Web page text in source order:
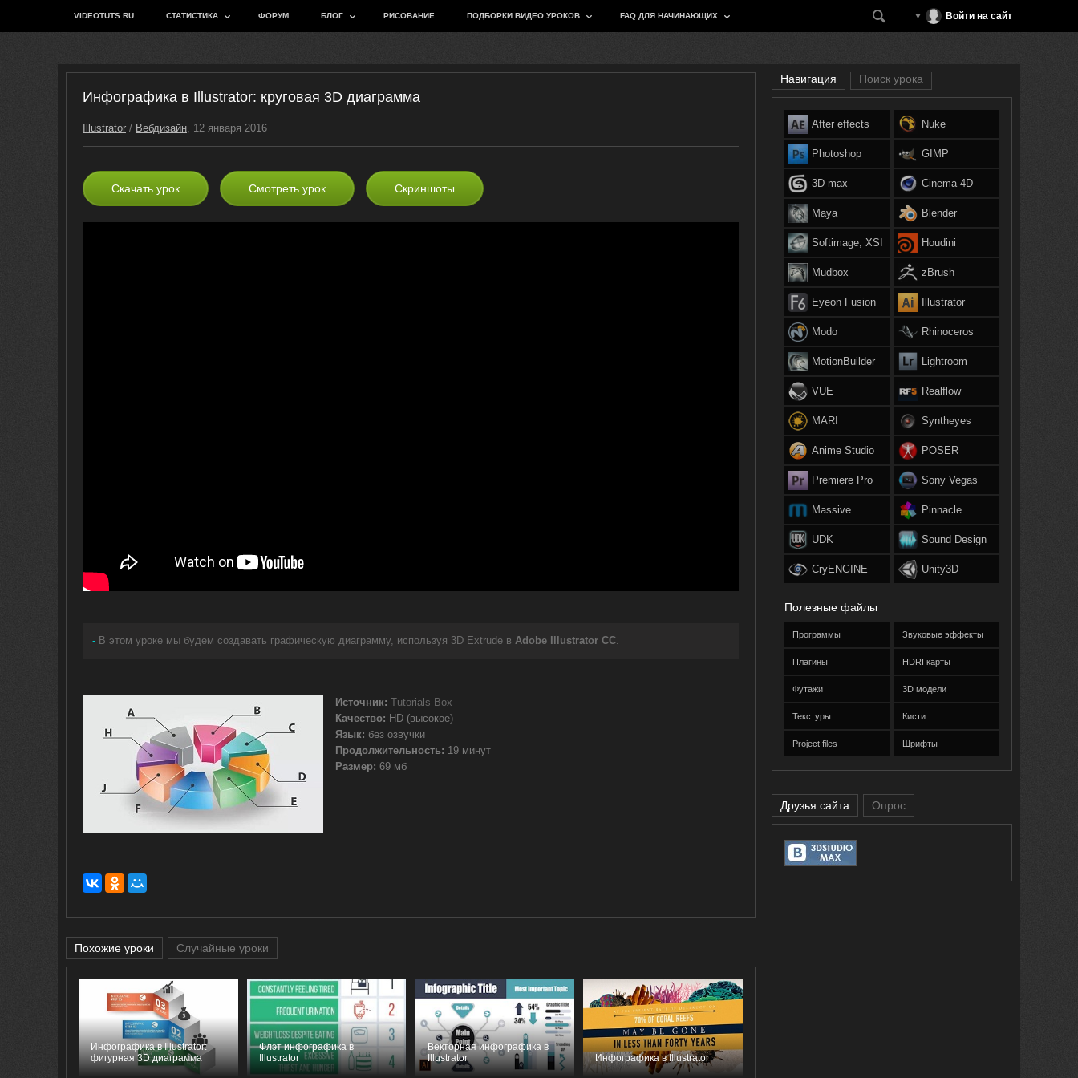
VIDEOTUTS.RU СТАТИСТИКА ФОРУМ БЛОГ РИСОВАНИЕ ПОДБОРКИ ВИДЕО УРОКОВ FAQ ДЛЯ НАЧИНАЮЩИХ Войти на сайт
Инфографика в Illustrator: круговая 3D диаграмма
Illustrator / Вебдизайн, 12 января 2016
Скачать урок Смотреть урок Скриншоты
- В этом уроке мы будем создавать графическую диаграмму, используя 3D Extrude в Adobe Illustrator CC.
Источник: Tutorials Box
Качество: HD (высокое)
Язык: без озвучки
Продолжительность: 19 минут
Размер: 69 мб
Похожие уроки Случайные уроки
Инфографика в Illustrator:
фигурная 3D диаграмма
Флэт инфографика в
Illustrator
Векторная инфографика в
Illustrator
Инфографика в Illustrator
Навигация Поиск урока
After effects
Photoshop
3D max
Maya
Softimage, XSI
Mudbox
Eyeon Fusion
Modo
MotionBuilder
VUE
MARI
Anime Studio
Premiere Pro
Massive
UDK
CryENGINE
Nuke
GIMP
Cinema 4D
Blender
Houdini
zBrush
Illustrator
Rhinoceros
Lightroom
Realflow
Syntheyes
POSER
Sony Vegas
Pinnacle
Sound Design
Unity3D
Полезные файлы
Программы
Плагины
Футажи
Текстуры
Project files
Звуковые эффекты
HDRI карты
3D модели
Кисти
Шрифты
Друзья сайта Опрос